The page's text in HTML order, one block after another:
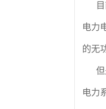
电力
的无
电力